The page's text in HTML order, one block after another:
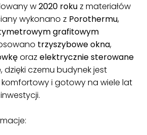
w2020 roku z materiałów
wykonano z Porothermu,
grafitowym
trzyszybowe okna,
oraz elektrycznie sterowane
, dzięki czemu budynek jest
i gotowy na wiele lat